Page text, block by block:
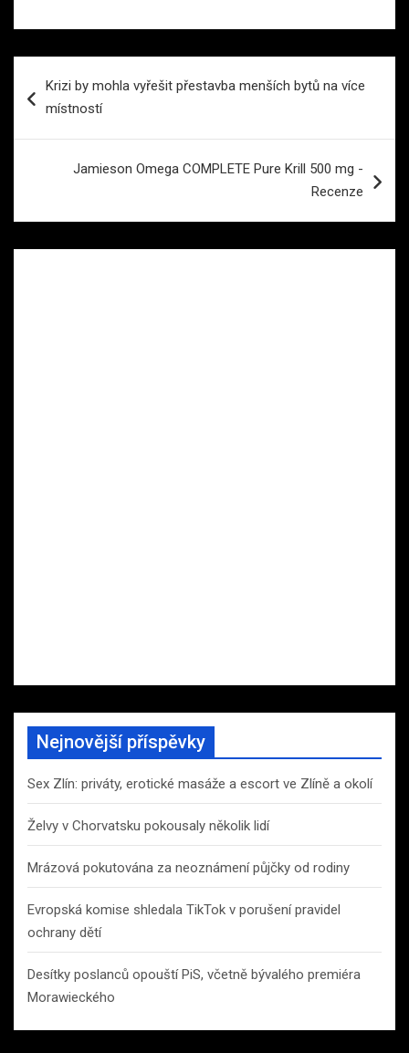
proKrizi by mohla vyřešit přestavba menších bytů na více
místností
Jamieson Omega COMPLETE Pure Krill 500 mg -
Recenze
Nejnovější příspěvky
Sex Zlín: priváty, erotické masáže a escort ve Zlíně a okolí
Želvy v Chorvatsku pokousaly několik lidí
Mrázová pokutována za neoznámení půjčky od rodiny
Evropská komise shledala TikTok v porušení pravidel
ochrany dětí
Desítky poslanců opouští PiS, včetně bývalého premiéra
Morawieckého